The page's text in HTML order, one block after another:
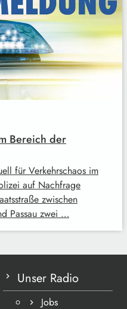
Bereich der
für Verkehrschaos im
auf Nachfrage
zwischen
Passau zwei …
Unser Radio
Jobs